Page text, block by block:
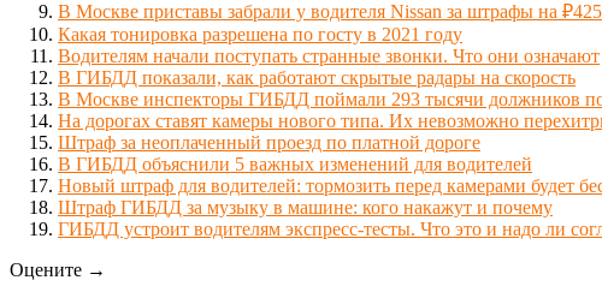
В Москве приставы забрали у водителя Nissan за штрафы на
Какая тонировка разрешена по госту в 2021 году
Водителям начали поступать странные звонки. Что они означают
В ГИБДД показали, как работают скрытые радары на скорость
В Москве инспекторы ГИБДД поймали 293 тысячи должников
На дорогах ставят камеры нового типа. Их невозможно
Штраф за неоплаченный проезд по платной дороге
В ГИБДД объяснили 5 важных изменений для водителей
Новый штраф для водителей: тормозить перед камерами будет
Штраф ГИБДД за музыку в машине: кого накажут и почему
ГИБДД устроит водителям экспресс-тесты. Что это и надо ли
Оцените →